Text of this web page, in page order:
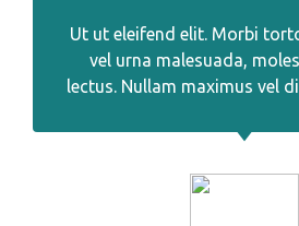
Ut ut eleifend elit. Morbi
vel urna malesuada,
lectus. Nullam maximus vel